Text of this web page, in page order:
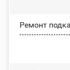
Ремонт